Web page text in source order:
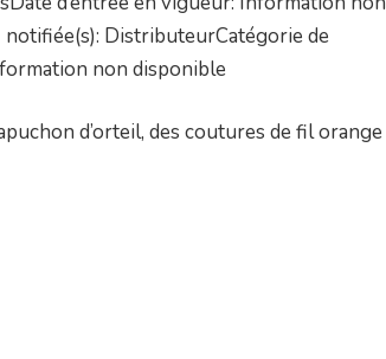
DistributeurCatégorie de
non disponible
d’orteil, des coutures de fil orange